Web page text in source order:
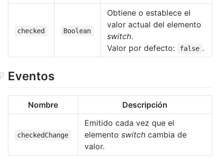
checked Boolean
Obtiene o establece el
valor actual del elemento
switch.
Valor por defecto:
false .
Eventos
Nombre Descripción
checkedChange
Emitido cada vez que el
elemento switch cambia de
valor.